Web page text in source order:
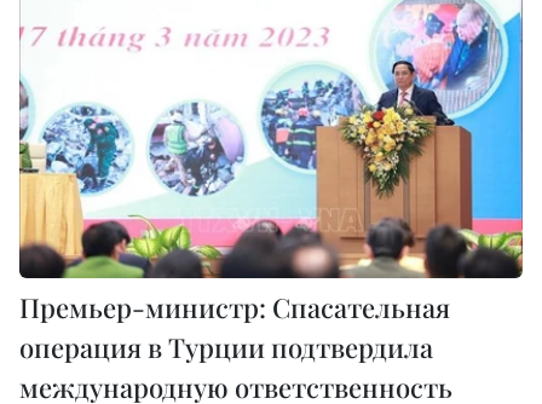
Премьер-министр: Спасательная
операция в Турции подтвердила
международную ответственность